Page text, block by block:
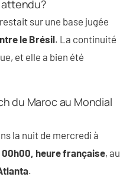
sur une base jugée
le Brésil. La continuité
et elle a bien été
du Maroc au Mondial
la nuit de mercredi à
00h00, heure française, au
.